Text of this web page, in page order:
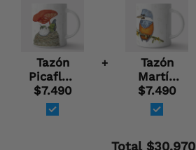
Tazón
Picaflor,
pajaritos
chilenos
$7.490
+
Tazón
Martín
Pescador,
pajaritos
chilenos
$7.490
Total $30.970